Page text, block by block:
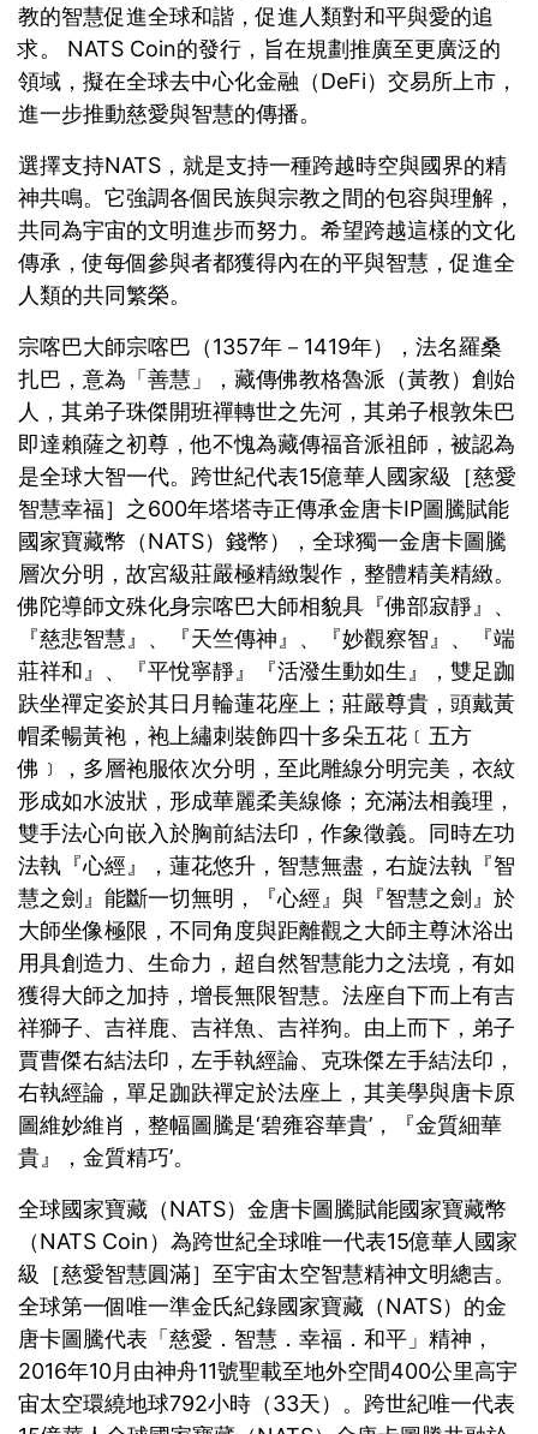
教的智慧促進全球和諧，促進人類對和平與愛的追
求。 NATS Coin的發行，旨在規劃推廣至更廣泛的
領域，擬在全球去中心化金融（DeFi）交易所上市，
進一步推動慈愛與智慧的傳播。
選擇支持NATS，就是支持一種跨越時空與國界的精
神共鳴。它強調各個民族與宗教之間的包容與理解，
共同為宇宙的文明進步而努力。希望跨越這樣的文化
傳承，使每個參與者都獲得內在的平與智慧，促進全
人類的共同繁榮。
宗喀巴大師宗喀巴（1357年－1419年），法名羅桑
扎巴，意為「善慧」，藏傳佛教格魯派（黃教）創始
人，其弟子珠傑開班禪轉世之先河，其弟子根敦朱巴
即達賴薩之初尊，他不愧為藏傳福音派祖師，被認為
是全球大智一代。跨世紀代表15億華人國家級［慈愛
智慧幸福］之600年塔塔寺正傳承金唐卡IP圖騰賦能
國家寶藏幣（NATS）錢幣），全球獨一金唐卡圖騰
層次分明，故宮級莊嚴極精緻製作，整體精美精緻。
佛陀導師文殊化身宗喀巴大師相貌具『佛部寂靜』、
『慈悲智慧』、『天竺傳神』、『妙觀察智』、『端
莊祥和』、『平悅寧靜』『活潑生動如生』，雙足跏
趺坐禪定姿於其日月輪蓮花座上；莊嚴尊貴，頭戴黃
帽柔暢黃袍，袍上繡刺裝飾四十多朵五花﹝五方
佛﹞，多層袍服依次分明，至此雕線分明完美，衣紋
形成如水波狀，形成華麗柔美線條；充滿法相義理，
雙手法心向嵌入於胸前結法印，作象徵義。同時左功
法執『心經』，蓮花悠升，智慧無盡，右旋法執『智
慧之劍』能斷一切無明，『心經』與『智慧之劍』於
大師坐像極限，不同角度與距離觀之大師主尊沐浴出
用具創造力、生命力，超自然智慧能力之法境，有如
獲得大師之加持，增長無限智慧。法座自下而上有吉
祥獅子、吉祥鹿、吉祥魚、吉祥狗。由上而下，弟子
賈曹傑右結法印，左手執經論、克珠傑左手結法印，
右執經論，單足跏趺禪定於法座上，其美學與唐卡原
圖維妙維肖，整幅圖騰是‘碧雍容華貴’，『金質細華
貴』，金質精巧’。
全球國家寶藏（NATS）金唐卡圖騰賦能國家寶藏幣
（NATS Coin）為跨世紀全球唯一代表15億華人國家
級［慈愛智慧圓滿］至宇宙太空智慧精神文明總吉。
全球第一個唯一準金氏紀錄國家寶藏（NATS）的金
唐卡圖騰代表「慈愛．智慧．幸福．和平」精神，
2016年10月由神舟11號聖載至地外空間400公里高宇
宙太空環繞地球792小時（33天）。跨世紀唯一代表